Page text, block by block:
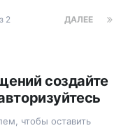
ДАЛЕЕ
2
создайте
чтобы оставить